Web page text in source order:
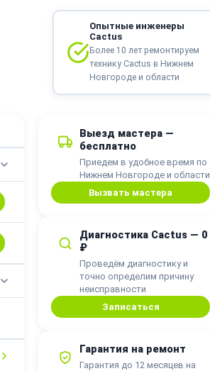
Опытные инженеры
Cactus
Более 10 лет ремонтируем
технику Cactus в Нижнем
Новгороде и области
Выезд мастера —
бесплатно
Приедем в удобное время по
Нижнем Новгороде и области
Вызвать мастера
Диагностика Cactus — 0
₽
Проведём диагностику и
точно определим причину
неисправности
Записаться
Гарантия на ремонт
Гарантия до 12 месяцев на